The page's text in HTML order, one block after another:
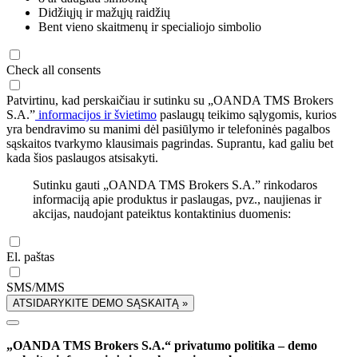
Didžiųjų ir mažųjų raidžių
Bent vieno skaitmenų ir specialiojo simbolio
Check all consents
Patvirtinu, kad perskaičiau ir sutinku su „OANDA TMS Brokers
S.A.” informacijos ir švietimo paslaugų teikimo sąlygomis, kurios
yra bendravimo su manimi dėl pasiūlymo ir telefoninės pagalbos
sąskaitos tvarkymo klausimais pagrindas. Suprantu, kad galiu bet
kada šios paslaugos atsisakyti.
Sutinku gauti „OANDA TMS Brokers S.A.” rinkodaros
informaciją apie produktus ir paslaugas, pvz., naujienas ir
akcijas, naudojant pateiktus kontaktinius duomenis:
El. paštas
SMS/MMS
ATSIDARYKITE DEMO SĄSKAITĄ »
„OANDA TMS Brokers S.A.“ privatumo politika – demo